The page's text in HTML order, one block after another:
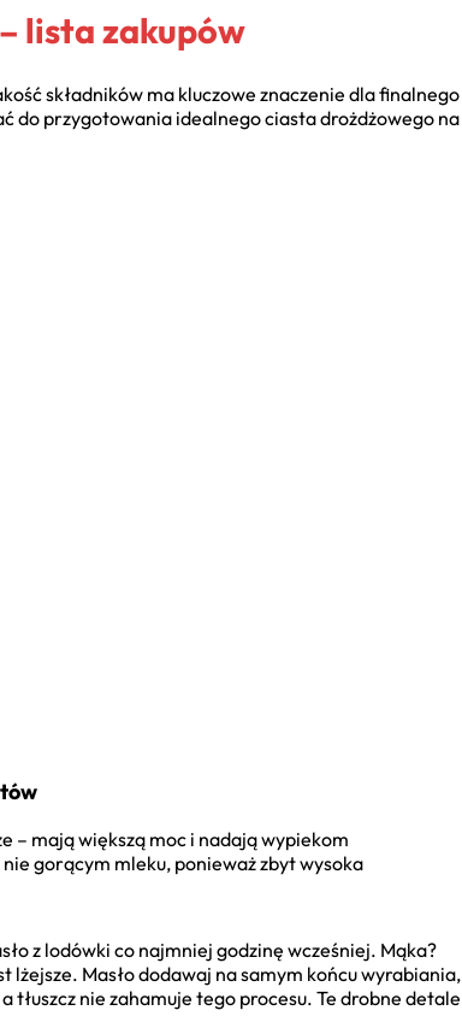
lista zakupów
składników ma kluczowe znaczenie dla finalnego
do przygotowania idealnego ciasta drożdżowego na
– mają większą moc i nadają wypiekom
gorącym mleku, ponieważ zbyt wysoka
z lodówki co najmniej godzinę wcześniej. Mąka?
Masło dodawaj na samym końcu wyrabiania,
tłuszcz nie zahamuje tego procesu. Te drobne detale